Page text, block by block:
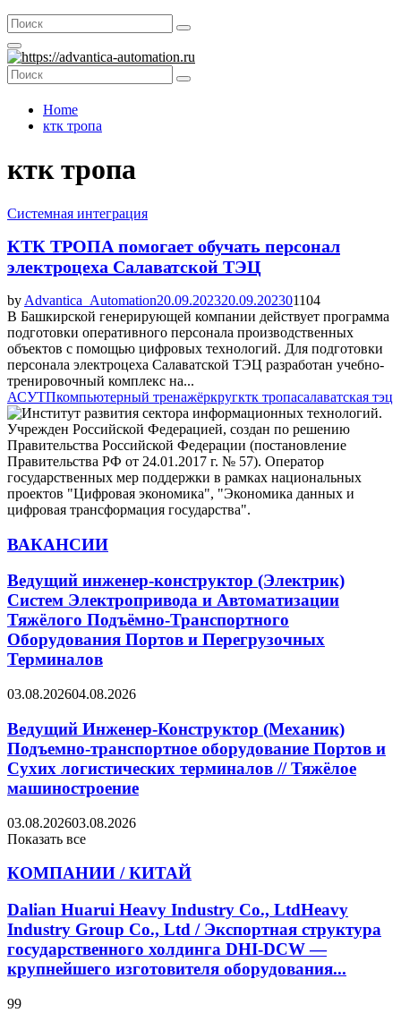
Search
for:
Search
Primary
Menu
Search
for:
Search
Home
ктк тропа
ктк тропа
Системная интеграция
КТК ТРОПА помогает обучать персонал
электроцеха Салаватской ТЭЦ
by Advantica_Automation20.09.202320.09.202301104
В Башкирской генерирующей компании действует программа
подготовки оперативного персонала производственных
объектов с помощью цифровых технологий. Для подготовки
персонала электроцеха Салаватской ТЭЦ разработан учебно-
тренировочный комплекс на...
АСУТПкомпьютерный тренажёркругктк тропасалаватская тэц
ВАКАНСИИ
Ведущий инженер-конструктор (Электрик)
Систем Электропривода и Автоматизации
Тяжёлого Подъёмно-Транспортного
Оборудования Портов и Перегрузочных
Терминалов
03.08.202604.08.2026
Ведущий Инженер-Конструктор (Механик)
Подъемно-транспортное оборудование Портов и
Сухих логистических терминалов // Тяжёлое
машиностроение
03.08.202603.08.2026
Показать все
КОМПАНИИ / КИТАЙ
Dalian Huarui Heavy Industry Co., LtdHeavy
Industry Group Co., Ltd / Экспортная структура
государственного холдинга DHI-DCW —
крупнейшего изготовителя оборудования...
99